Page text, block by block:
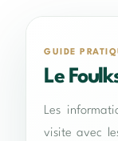
GUIDE
Le
Les
visite avec